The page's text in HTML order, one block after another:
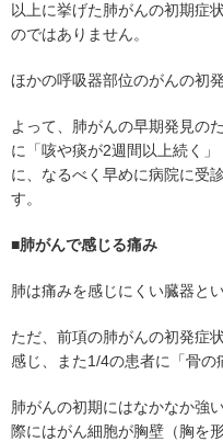
以上に挙げた肺がんの初期症
のではありません。
ほかの呼吸器部位のがんの初
よって、肺がんの早期発見の
に「咳や痰が2週間以上続く
に、なるべく早めに病院に受
す。
■肺がんで感じる痛み
肺は痛みを感じにくい臓器と
ただ、前項の肺がんの初発症
感じ、また1/4の患者に「骨の
肺がんの初期にはなかなか強
際にはがん細胞が胸壁（胸を